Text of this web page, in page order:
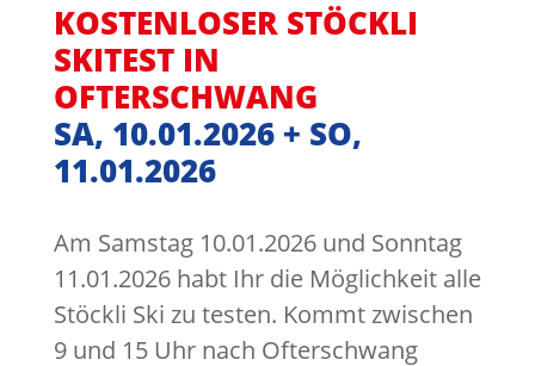
KOSTENLOSER STÖCKLI
SKITEST IN
OFTERSCHWANG
SA, 10.01.2026 + SO,
11.01.2026
Am Samstag 10.01.2026 und Sonntag
11.01.2026 habt Ihr die Möglichkeit alle
Stöckli Ski zu testen. Kommt zwischen
9 und 15 Uhr nach Ofterschwang